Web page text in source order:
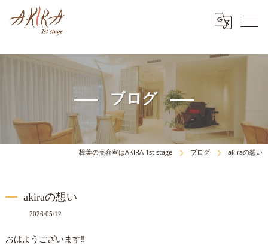
ブログ
樟葉の美容室はAKIRA 1st stage ブログ akiraの想い
akiraの想い
2026/05/12
おはようございます‼️